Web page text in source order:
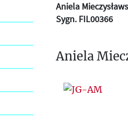
Aniela
Sygn. FIL00366
Aniela